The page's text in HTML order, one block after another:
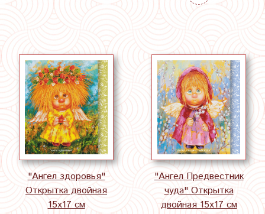
"Ангел здоровья"
Открытка двойная
15х17 см
"Ангел Предвестник
чуда" Открытка
двойная 15х17 см